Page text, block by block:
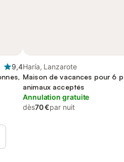
9,4Haría, Lanzarote
Maison de vacances pour 6
animaux acceptés
Annulation gratuite
dès70 €par nuit